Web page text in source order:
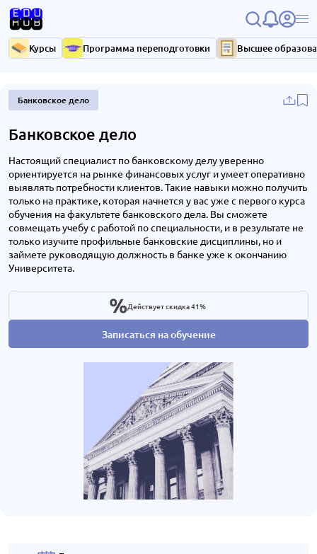
Курсы Программа переподготовки Высшее
Банковское дело
Банковское дело
Настоящий специалист по банковскому делу уверенно
ориентируется на рынке финансовых услуг и умеет оперативно
выявлять потребности клиентов. Такие навыки можно получить
только на практике, которая начнется у вас уже с первого курса
обучения на факультете банковского дела. Вы сможете
совмещать учебу с работой по специальности, и в результате не
только изучите профильные банковские дисциплины, но и
займете руководящую должность в банке уже к окончанию
Университета.
Записаться на обучение
Действует скидка 41%